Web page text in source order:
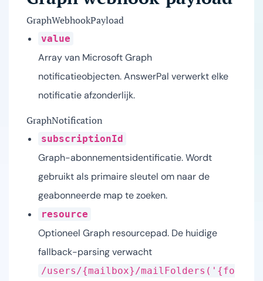
GraphWebhookPayload
value
Array van Microsoft Graph
notificatieobjecten. AnswerPal verwerkt elke
notificatie afzonderlijk.
GraphNotification
subscriptionId
Graph-abonnementsidentificatie. Wordt
gebruikt als primaire sleutel om naar de
geabonneerde map te zoeken.
resource
Optioneel Graph resourcepad. De huidige
fallback-parsing verwacht
/users/{mailbox}/mailFolders('{fo